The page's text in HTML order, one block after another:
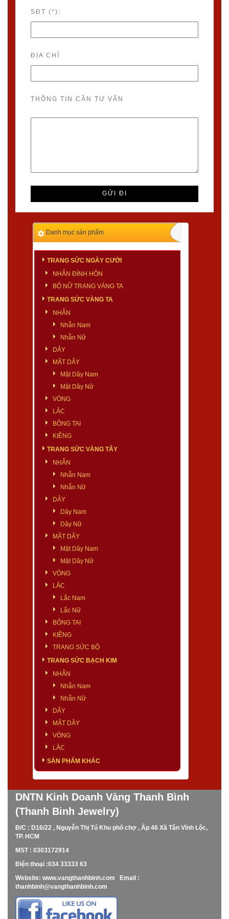
SĐT (*):
ĐỊA CHỈ
THÔNG TIN CẦN TƯ VẤN
Danh mục sản phẩm
TRANG SỨC NGÀY CƯỚI
NHẪN ĐÍNH HÔN
BỘ NỮ TRANG VÀNG TA
TRANG SỨC VÀNG TA
NHẪN
Nhẫn Nam
Nhẫn Nữ
DÂY
MẶT DÂY
Mặt Dây Nam
Mặt Dây Nữ
VÒNG
LẮC
BÔNG TAI
KIỀNG
TRANG SỨC VÀNG TÂY
NHẪN
Nhẫn Nam
Nhẫn Nữ
DÂY
Dây Nam
Dây Nữ
MẶT DÂY
Mặt Dây Nam
Mặt Dây Nữ
VÒNG
LẮC
Lắc Nam
Lắc Nữ
BÔNG TAI
KIỀNG
TRANG SỨC BỘ
TRANG SỨC BẠCH KIM
NHẪN
Nhẫn Nam
Nhẫn Nữ
DÂY
MẶT DÂY
VÒNG
LẮC
SẢN PHẨM KHÁC
DNTN Kinh Doanh Vàng Thanh Bình
(Thanh Binh Jewelry)
Đ/C : D16/22 , Nguyễn Thị Tú Khu phố chợ , Ấp 46 Xã Tân Vĩnh Lộc,
TP. HCM
MST : 0303172914
Điện thoại :034 33333 63
Website: www.vangthanhbinh.com Email :
thanhbinh@vangthanhbinh.com